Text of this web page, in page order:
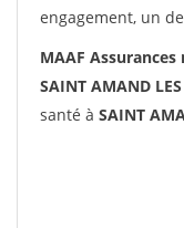
engagement, un
MAAF
SAINT AMAND
santé à SAINT